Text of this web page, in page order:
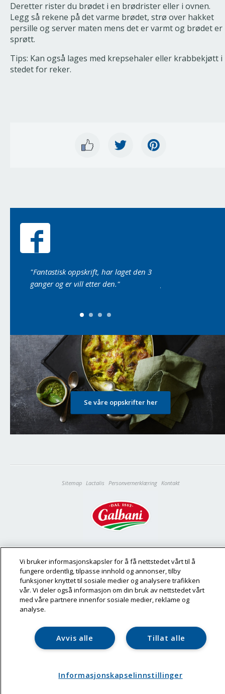
Deretter rister du brødet i en brødrister eller i ovnen.
Legg så rekene på det varme brødet, strø over hakket
persille og server maten mens det er varmt og brødet er
sprøtt.
Tips: Kan også lages med krepsehaler eller krabbekjøtt i
stedet for reker.
"Fantastisk oppskrift, har laget den 3
ganger og er vill etter den."
Se våre oppskrifter her
Sitemap Lactalis Personvernerklæring Kontakt
Vi bruker informasjonskapsler for å få nettstedet vårt til å
fungere ordentlig, tilpasse innhold og annonser, tilby
funksjoner knyttet til sosiale medier og analysere trafikken
vår. Vi deler også informasjon om din bruk av nettstedet vårt
med våre partnere innenfor sosiale medier, reklame og
analyse.
Tillat alle
Avvis alle
Informasjonskapselinnstillinger